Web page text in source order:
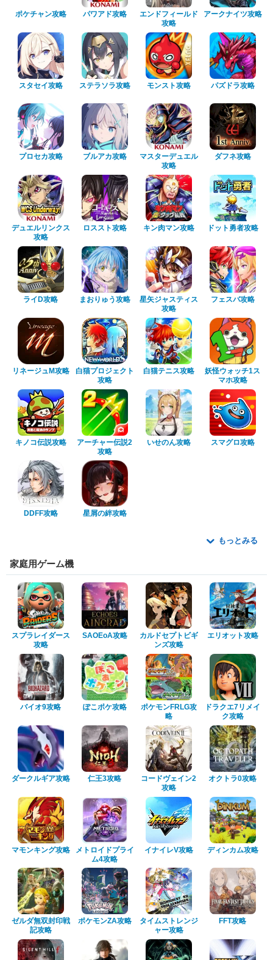
ポケチャン攻略 パワアド攻略
エンドフィールド
攻略
アークナイツ攻略
スタセイ攻略 ステラソラ攻略 モンスト攻略 パズドラ攻略
プロセカ攻略 ブルアカ攻略
マスターデュエル
攻略
ダフネ攻略
デュエルリンクス
攻略
ロススト攻略 キン肉マン攻略 ドット勇者攻略
ライD攻略 まおりゅう攻略
星矢ジャスティス
攻略
フェスバ攻略
リネージュM攻略
白猫プロジェクト
攻略
白猫テニス攻略
妖怪ウォッチ1ス
マホ攻略
キノコ伝説攻略
アーチャー伝説2
攻略
いせのん攻略 スマグロ攻略
DDFF攻略 星屑の絆攻略
もっとみる
家庭用ゲーム機
スプラレイダース
攻略
SAOEoA攻略
カルドセプトビギ
ンズ攻略
エリオット攻略
バイオ9攻略 ぽこポケ攻略
ポケモンFRLG攻
略
ドラクエ7リメイ
ク攻略
ダークルギア攻略 仁王3攻略
コードヴェイン2
攻略
オクトラ0攻略
マモンキング攻略
メトロイドプライ
ム4攻略
イナイレV攻略 ディンカム攻略
ゼルダ無双封印戦
記攻略
ポケモンZA攻略
タイムストレンジ
ャー攻略
FFT攻略